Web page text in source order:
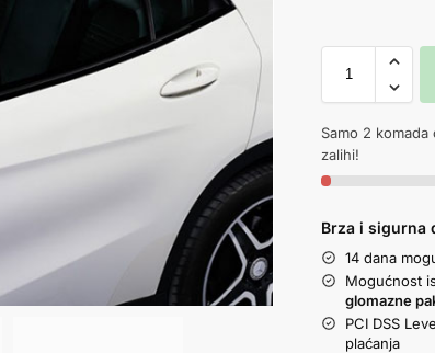
Samo 2 komada
zalihi!
Brza i sigurna
14 dana
Mogućnost
glomazne
PCI DSS
plaćanja